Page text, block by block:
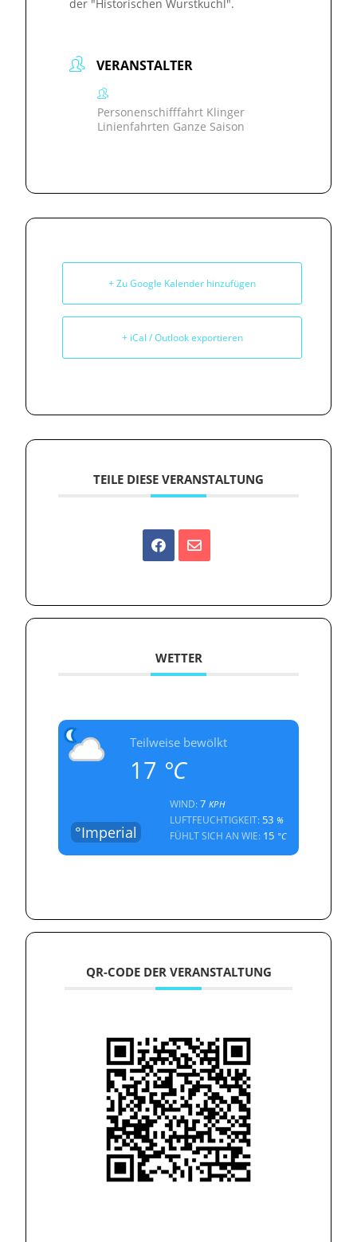
der "Historischen Wurstkuchl".
VERANSTALTER
Personenschifffahrt Klinger
Linienfahrten Ganze Saison
+ Zu Google Kalender hinzufügen
+ iCal / Outlook exportieren
TEILE DIESE VERANSTALTUNG
WETTER
Teilweise bewölkt
17 °C
°Imperial
WIND:7 KPH
LUFTFEUCHTIGKEIT: 53 %
FÜHLT SICH AN WIE: 15 °C
QR-CODE DER VERANSTALTUNG